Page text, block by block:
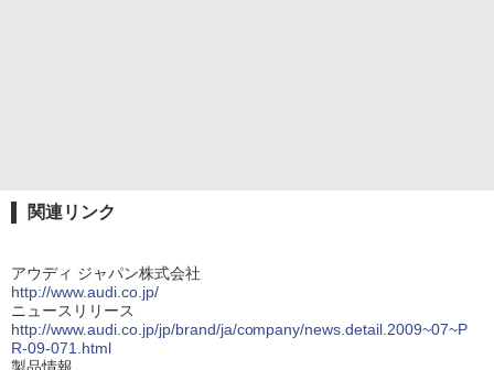
関連リンク
アウディ ジャパン株式会社
http://www.audi.co.jp/
ニュースリリース
http://www.audi.co.jp/jp/brand/ja/company/news.detail.2009~07~P
R-09-071.html